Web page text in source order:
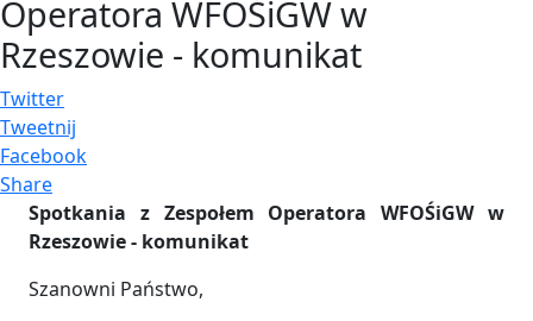
Operatora WFOŚiGW w
Rzeszowie - komunikat
Twitter
Tweetnij
Facebook
Share
Spotkania z Zespołem Operatora WFOŚiGW w
Rzeszowie - komunikat
Szanowni Państwo,